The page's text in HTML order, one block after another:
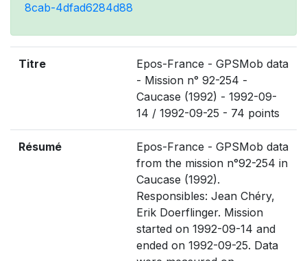
8cab-4dfad6284d88
Titre
Epos-France - GPSMob data
- Mission n° 92-254 -
Caucase (1992) - 1992-09-
14 / 1992-09-25 - 74 points
Résumé
Epos-France - GPSMob data
from the mission n°92-254 in
Caucase (1992).
Responsibles: Jean Chéry,
Erik Doerflinger. Mission
started on 1992-09-14 and
ended on 1992-09-25. Data